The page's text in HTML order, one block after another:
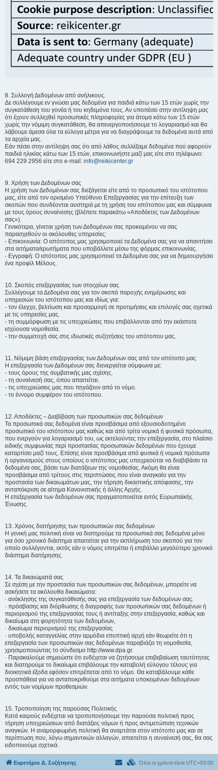
8. Συλλογή Δεδομένων από ανήλικους.
Δε συλλέγουμε εν γνώσει μας δεδομένα για παιδιά κάτω των 15 ετών χωρίς την
συγκατάθεση του γονέα ή του κηδεμόνα τους. Αν υποπέσει στην αντίληψη μας
ότι έχουν συλλεχθεί προσωπικές πληροφορίες για άτομα κάτω των 15 ετών
χωρίς την νόμιμη συγκατάθεση, θα απενεργοποιήσουμε το λογαριασμό και θα
λάβουμε άμεσα όλα τα εύλογα μέτρα για να διαγράψουμε τα δεδομένα αυτά από
τα αρχεία μας.
Εάν πέσει στην αντίληψη σας ότι από λάθος συλλέξαμε δεδομένα πού αφορούν
παιδιά ηλικίας κάτω των 15 ετών, επικοινωνήστε μαζί μας είτε στο τηλέφωνο:
694 229 2956 είτε στο e-mail: info@reikicenter.gr
9. Χρήση των Δεδομένων σας
Η χρήση των Δεδομένων σας διεξάγεται είτε από το προσωπικό του ιστότοπου
μας, είτε από τον ορισμένο Υπεύθυνο Επεξεργασίας για την επίτευξη των
σκοπών που συνδέονται αυστηρά με τη χρήση του ιστότοπου μας και σύμφωνα
με τους όρους συναίνεσης (βλέπετε παρακάτω «Αποδέκτες των Δεδομένων
σας»).
Γενικότερα, γίνεται χρήση των Δεδομένων σας προκειμένου να σας
παρασχεθούν οι ακόλουθες υπηρεσίες:
- Επικοινωνία: Ο ιστότοπος μας χρησιμοποιεί τα Δεδομένα σας για να απαντήσει
στα αιτήματα/ερωτήματα που υποβάλλετε μέσω της φόρμας επικοινωνίας.
- Εγγραφή: Ο ιστότοπος μας χρησιμοποιεί τα Δεδομένα σας για να δημιουργήσει
ένα προφίλ Μέλους.
10. Σκοπός επεξεργασίας των στοιχείων σας
Συλλέγουμε τα Δεδομένα σας για τον σκοπό παροχής ενημέρωσης και
υπηρεσιών του ιστότοπου μας και ιδίως για:
- τον έλεγχο, βελτίωση και προσαρμογή σε προτιμήσεις και επιλογές σας σχετικά
με τις υπηρεσίες μας.
- τη συμμόρφωση με τις υποχρεώσεις που επιβάλλονται από την εκάστοτε
ισχύουσα νομοθεσία.
- την συμμετοχή σας στις ιδιωτικές συζητήσεις του ιστότοπου μας.
11. Νόμιμη βάση επεξεργασίας των Δεδομένων σας από τον ιστότοπο μας
Η επεξεργασία των Δεδομένων σας διενεργείται σύμφωνα με:
- τους όρους της συμβατικής μας σχέσης.
- τη συναίνεσή σας, όπου απαιτείται.
- τις υποχρεώσεις μας που πηγάζουν από το νόμο.
- το έννομο συμφέρον του ιστότοπου.
12. Αποδέκτες – Διαβίβαση των προσωπικών σας δεδομένων
Τα προσωπικά σας δεδομένα είναι προσβάσιμα από εξουσιοδοτημένο
προσωπικό του ιστότοπου μας καθώς και από τρίτα νομικά ή φυσικά πρόσωπα,
που ενεργούν για λογαριασμό του, ως εκτελούντες την επεξεργασία, στο πλαίσιο
ειδικής συμφωνίας περί προστασίας προσωπικών δεδομένων που έχουμε
καταρτίσει μαζί τους. Επίσης είναι προσβάσιμα από φυσικά ή νομικά πρόσωπα
ή οργανισμούς στους οποίους ο ιστότοπος μας υποχρεούται να διαβιβάσει τα
δεδομένα σας, βάσει των διατάξεων της νομοθεσίας. Ακόμη θα είναι
προσβάσιμα από τρίτους στις περιπτώσεις που είναι αναγκαίο για την
προστασία των δικαιωμάτων μας, την τήρηση δικαστικής απόφασης, την
ανταπόκριση σε αίτημα Κανονιστικής ή άλλης Αρχής.
Η επεξεργασία των δεδομένων σας πραγματοποιείται εντός Ευρωπαϊκής
Ένωσης.
13. Χρόνος διατήρησης των προσωπικών σας δεδομένων
Η γενική μας πολιτική είναι να διατηρούμε τα προσωπικά σας δεδομένα μόνο
για όσο χρονικό διάστημα απαιτείται για την εκπλήρωση του σκοπού για τον
οποίο συλλέγονται, εκτός εάν ο νόμος επιτρέπει ή επιβάλλει μεγαλύτερο χρονικό
διάστημα διατήρησης.
14. Τα δικαιώματά σας
Σε σχέση με την προστασία των προσωπικών σας δεδομένων, μπορείτε να
ασκήσετε τα ακόλουθα δικαιώματα:
· ανάκλησης της συγκατάθεσής σας για επεξεργασία των δεδομένων σας.
· πρόσβασης και διόρθωσης ή διαγραφής των προσωπικών σας δεδομένων ή
περιορισμού της επεξεργασίας τους ή αντίταξης στην επεξεργασία, καθώς και
δικαίωμα στη φορητότητα των δεδομένων,
· δικαίωμα περιορισμού της επεξεργασίας
· υποβολής καταγγελίας στην αρμόδια εποπτική αρχή εάν θεωρείτε ότι η
επεξεργασία των προσωπικών σας δεδομένων παραβιάζει τη νομοθεσία,
χρησιμοποιώντας το σύνδεσμο http://www.dpa.gr.
· Παρακαλούμε σημειώστε ότι ενδέχεται να ζητήσουμε επιβεβαίωση ταυτότητας
και διατηρούμε το δικαίωμα επιβάλουμε την καταβολή εύλογου τέλους για
διοικητικά έξοδα εφόσον επιτρέπεται από το νόμο. Θα καταβάλουμε κάθε
προσπάθεια για να ανταποκριθούμε στα αιτήματα υποκειμένων δεδομένων
εντός των νομίμων προθεσμιών.
15. Τροποποίηση της παρούσας Πολιτικής
Κατά καιρούς ενδέχεται να τροποποιήσουμε την παρούσα πολιτική προς
τήρηση υποχρεώσεων από διατάξεις νόμων ή προς αντιμετώπιση τεχνικών
αναγκών. Η αναμορφωμένη πολιτική θα αναρτάται στον ιστότοπο μας και σε
περίπτωση που, λόγω σημαντικών αλλαγών, απαιτείται η συναίνεσή σας, θα σας
ειδοποιούμε σχετικά.
Ευρετήριο Δ. Συζήτησης Όλοι οι χρόνοι είναι UTC+03:00